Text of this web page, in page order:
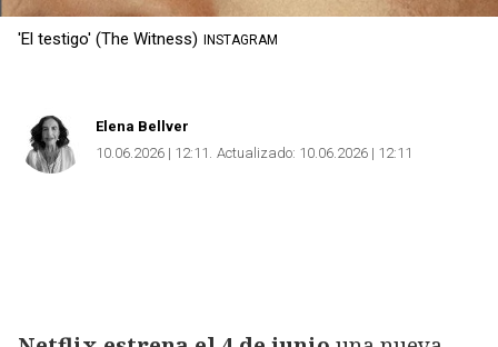
'El testigo' (The Witness) INSTAGRAM
Elena Bellver
10.06.2026 | 12:11 Actualizado: 10.06.2026 | 12:11